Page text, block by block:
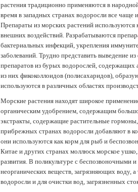
растения традиционно применяются в
время в западных странах водоросли все чаще
Препараты из морских растений
внешних воздействий. Разрабатываются
бактериальных инфекций, укрепления
заболеваний. Трудно представить выведение
препаратов из бурых водорослей, содержащих
из них фикоколлоидов (полисахаридов),
используются в различных областях
Морские растения находят широкое
органическим удобрением, содержащим
экстракты, содержащие растительные
прибрежных странах водоросли добавляют в
они используются как корм для рыб и
Китае и других странах моллюск морское
развития. В поликультуре с беспозвоночными
неорганических веществ, загрязняющих
водоросли и для очистки вод, загрязненных